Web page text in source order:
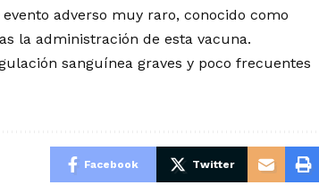
adverso muy raro, conocido como
la administración de esta vacuna.
sanguínea graves y poco frecuentes
Facebook Twitter